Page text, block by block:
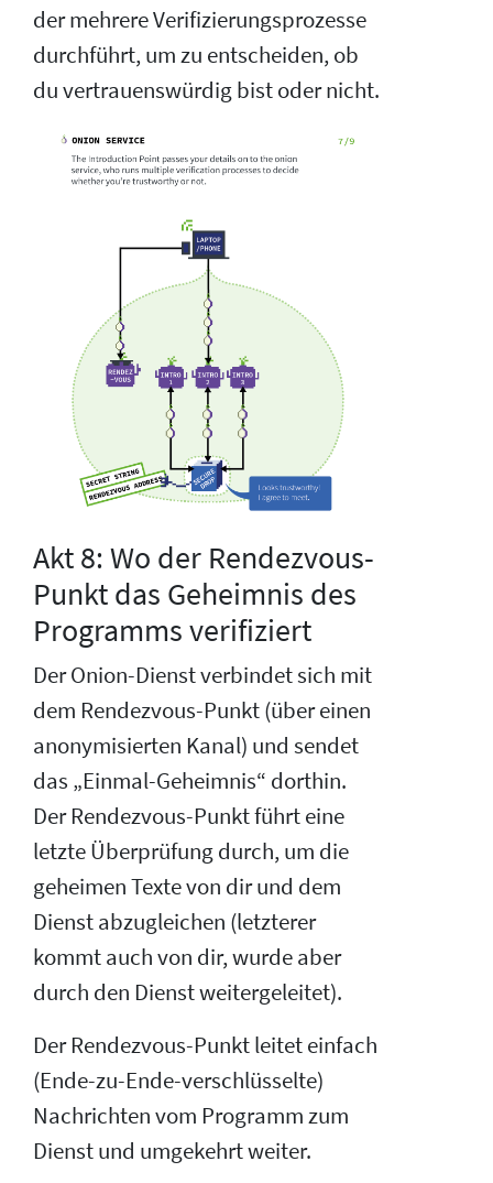
der mehrere Verifizierungsprozesse
durchführt, um zu entscheiden, ob
du vertrauenswürdig bist oder nicht.
Akt 8: Wo der Rendezvous-
Punkt das Geheimnis des
Programms verifiziert
Der Onion-Dienst verbindet sich mit
dem Rendezvous-Punkt (über einen
anonymisierten Kanal) und sendet
das „Einmal-Geheimnis“ dorthin.
Der Rendezvous-Punkt führt eine
letzte Überprüfung durch, um die
geheimen Texte von dir und dem
Dienst abzugleichen (letzterer
kommt auch von dir, wurde aber
durch den Dienst weitergeleitet).
Der Rendezvous-Punkt leitet einfach
(Ende-zu-Ende-verschlüsselte)
Nachrichten vom Programm zum
Dienst und umgekehrt weiter.